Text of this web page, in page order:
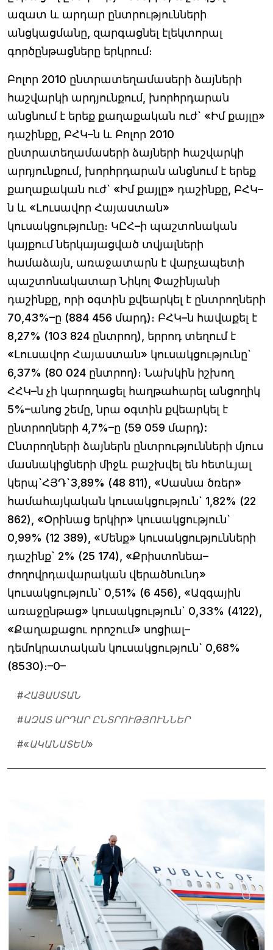
ազատ և արդար ընտրությունների
անցկացմանը, զարգացնել էլեկտորալ
գործընթացները երկրում։
Բոլոր 2010 ընտրատեղամասերի ձայների
հաշվարկի արդյունքում, խորհրդարան
անցնում է երեք քաղաքական ուժ` «Իմ քայլը»
դաշինքը, ԲՀԿ–ն և Բոլոր 2010
ընտրատեղամասերի ձայների հաշվարկի
արդյունքում, խորհրդարան անցնում է երեք
քաղաքական ուժ` «Իմ քայլը» դաշինքը, ԲՀԿ–
ն և «Լուսավոր Հայաստան»
կուսակցությունը։ ԿԸՀ–ի պաշտոնական
կայքում ներկայացված տվյալների
համաձայն, առաջատարն է վարչապետի
պաշտոնակատար Նիկոլ Փաշինյանի
դաշինքը, որի օգտին քվեարկել է ընտրողների
70,43%–ը (884 456 մարդ)։ ԲՀԿ–ն հավաքել է
8,27% (103 824 ընտրող), երրոդ տեղում է
«Լուսավոր Հայաստան» կուսակցությունը`
6,37% (80 024 ընտրող)։ Նախկին իշխող
ՀՀԿ–ն չի կարողացել հաղթահարել անցողիկ
5%–անոց շեմը, նրա օգտին քվեարկել է
ընտրողների 4,7%–ը (59 059 մարդ):
Ընտրողների ձայներն ընտրությունների մյուս
մասնակիցների միջև բաշխվել են հետևյալ
կերպ`ՀՅԴ`3,89% (48 811), «Սասնա ծռեր»
համահայկական կուսակցություն` 1,82% (22
862), «Օրինաց երկիր» կուսակցություն`
0,99% (12 389), «Մենք» կուսակցությունների
դաշինք` 2% (25 174), «Քրիստոնեա–
ժողովրդավարական վերածնունդ»
կուսակցություն` 0,51% (6 456), «Ազգային
առաջընթաց» կուսակցություն` 0,33% (4122),
«Քաղաքացու որոշում» սոցիալ–
դեմոկրատական կուսակցություն` 0,68%
(8530)։–0–
#ՀԱՅԱՍՏԱՆ
#ԱԶԱՏ ԱՐԴԱՐ ԸՆՏՐՈՒԹՅՈՒՆՆԵՐ
#«ԱԿԱՆԱՏԵՍ»